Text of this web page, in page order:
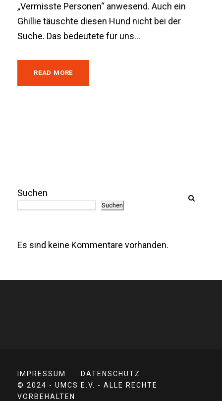
„Vermisste Personen“ anwesend. Auch ein
Ghillie täuschte diesen Hund nicht bei der
Suche. Das bedeutete für uns...
READ MORE
Suchen
Suchen
Es sind keine Kommentare vorhanden.
IMPRESSUM
DATENSCHUTZ
© 2024 - UMCS E.V. - ALLE RECHTE
VORBEHALTEN